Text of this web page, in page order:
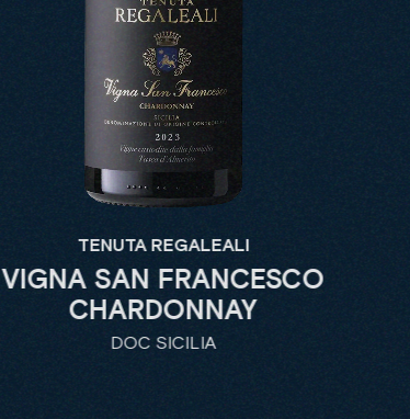
TENUTA REGALEALI
VIGNA SAN FRANCESCO
CHARDONNAY
DOC SICILIA